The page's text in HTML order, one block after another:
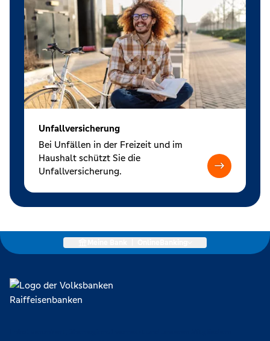
Unfallversicherung
Bei Unfällen in der Freizeit und im
Haushalt schützt Sie die
Unfallversicherung.